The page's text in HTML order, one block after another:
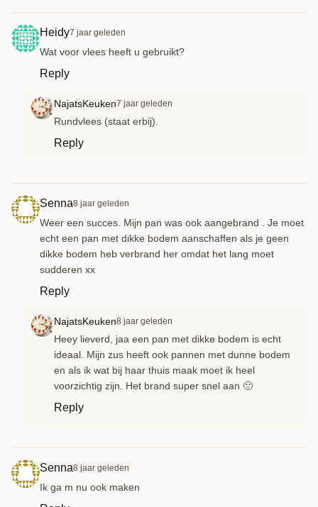
Heidy7 jaar geleden
Wat voor vlees heeft u gebruikt?
Reply
NajatsKeuken7 jaar geleden
Rundvlees (staat erbij).
Reply
Senna8 jaar geleden
Weer een succes. Mijn pan was ook aangebrand . Je moet
echt een pan met dikke bodem aanschaffen als je geen
dikke bodem heb verbrand her omdat het lang moet
sudderen xx
Reply
NajatsKeuken8 jaar geleden
Heey lieverd, jaa een pan met dikke bodem is echt
ideaal. Mijn zus heeft ook pannen met dunne bodem
en als ik wat bij haar thuis maak moet ik heel
voorzichtig zijn. Het brand super snel aan 🙁
Reply
Senna8 jaar geleden
Ik ga m nu ook maken